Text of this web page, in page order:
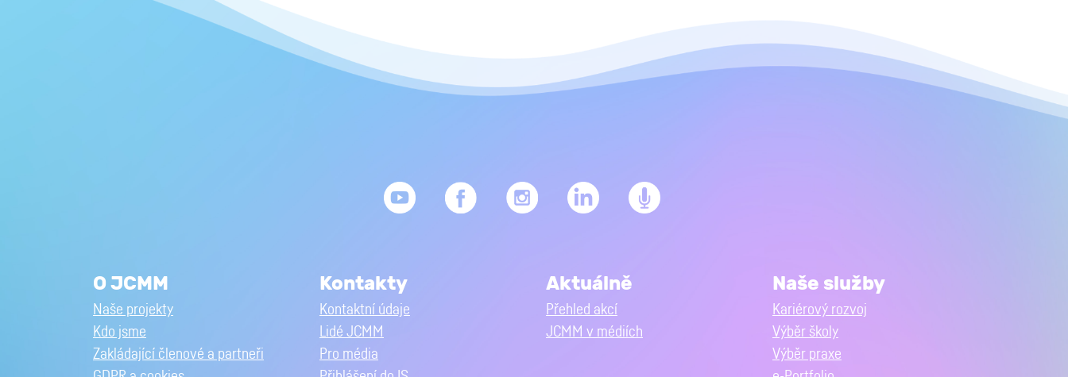
O JCMM
Naše projekty
Kdo jsme
Zakládající členové a partneři
Kontakty
Kontaktní údaje
Lidé JCMM
Pro média
Aktuálně
Přehled akcí
JCMM v médiích
Naše služby
Kariérový rozvoj
Výběr školy
Výběr praxe